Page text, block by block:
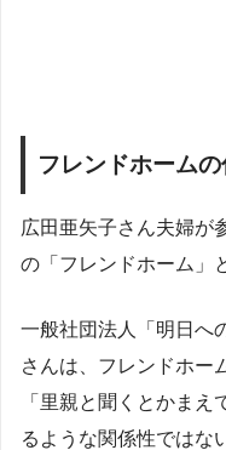
フレンドホーム
広田亜矢子さん夫婦が
の「フレンドホーム」
一般社団法人「明日へ
さんは、フレンドホー
「里親と聞くとかま
るような関係性ではな